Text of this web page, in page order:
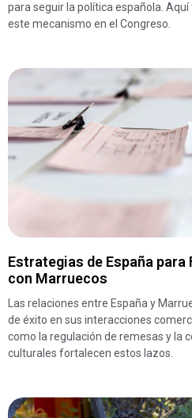
para seguir la política española.
este mecanismo en el Congreso.
Estrategias de España
con Marruecos
Las relaciones entre España y
de éxito en sus interacciones
como la regulación de remesas y la
culturales fortalecen estos lazos.